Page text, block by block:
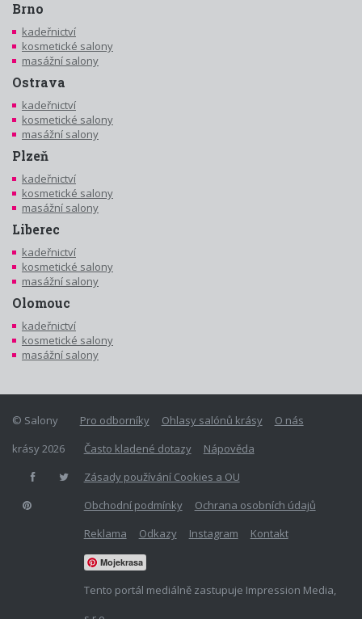
Brno
kadeřnictví
kosmetické salony
masážní salony
Ostrava
kadeřnictví
kosmetické salony
masážní salony
Plzeň
kadeřnictví
kosmetické salony
masážní salony
Liberec
kadeřnictví
kosmetické salony
masážní salony
Olomouc
kadeřnictví
kosmetické salony
masážní salony
Pro odborníky Ohlasy salónů krásy
O nás
Často kladené dotazy
Nápověda
Zásady používání Cookies a OU
Obchodní podmínky
Ochrana osobních údajů
Reklama
Odkazy Instagram Kontakt
Mojekrasa
Tento portál mediálně zastupuje Impression Media,
© Salony
krásy 2026